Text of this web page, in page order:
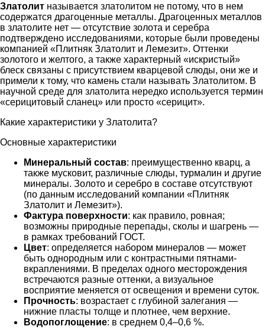
Златолит называется златолитом не потому, что в нем
содержатся драгоценные металлы. Драгоценных металлов
в златолите нет — отсутствие золота и серебра
подтверждено исследованиями, которые были проведены
компанией «Плитняк Златолит и Лемезит». Оттенки
золотого и желтого, а также характерный «искристый»
блеск связаны с присутствием кварцевой слюды, они же и
примели к тому, что камень стали называть Златолитом. В
научной среде для златолита нередко используется термин
«серицитовый сланец» или просто «серицит».
Какие характеристики у Златолита?
Основные характеристики
Минеральный состав: преимущественно кварц, а
также мусковит, различные слюды, турмалин и другие
минералы. Золото и серебро в составе отсутствуют
(по данным исследований компании «Плитняк
Златолит и Лемезит»).
Фактура поверхности: как правило, ровная;
возможны природные перепады, сколы и шагрень —
в рамках требований ГОСТ.
Цвет: определяется набором минералов — может
быть однородным или с контрастными пятнами-
вкраплениями. В пределах одного месторождения
встречаются разные оттенки, а визуальное
восприятие меняется от освещения и времени суток.
Прочность: возрастает с глубиной залегания —
нижние пласты толще и плотнее, чем верхние.
Водопоглощение: в среднем 0,4–0,6 %.